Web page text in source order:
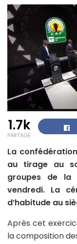
1.7k
PARTAGE
La
au tirage au
groupes de
vendredi. La
d’habitude au
Après cet
la composition